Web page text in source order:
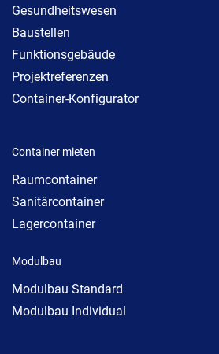
Gesundheitswesen
Baustellen
Funktionsgebäude
Projektreferenzen
Container-Konfigurator
Container mieten
Raumcontainer
Sanitärcontainer
Lagercontainer
Modulbau
Modulbau Standard
Modulbau Individual